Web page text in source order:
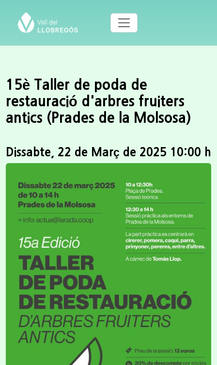
15è Taller de poda de
restauració d'arbres fruiters
antics (Prades de la Molsosa)
Dissabte, 22 de Març de 2025 10:00 h